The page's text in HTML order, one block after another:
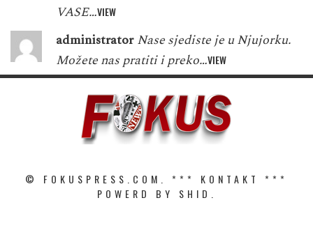
VASE…VIEW
administrator Nase sjediste je u Njujorku.
Možete nas pratiti i preko…VIEW
© FOKUSPRESS.COM. *** KONTAKT
***
POWERD BY SHID.